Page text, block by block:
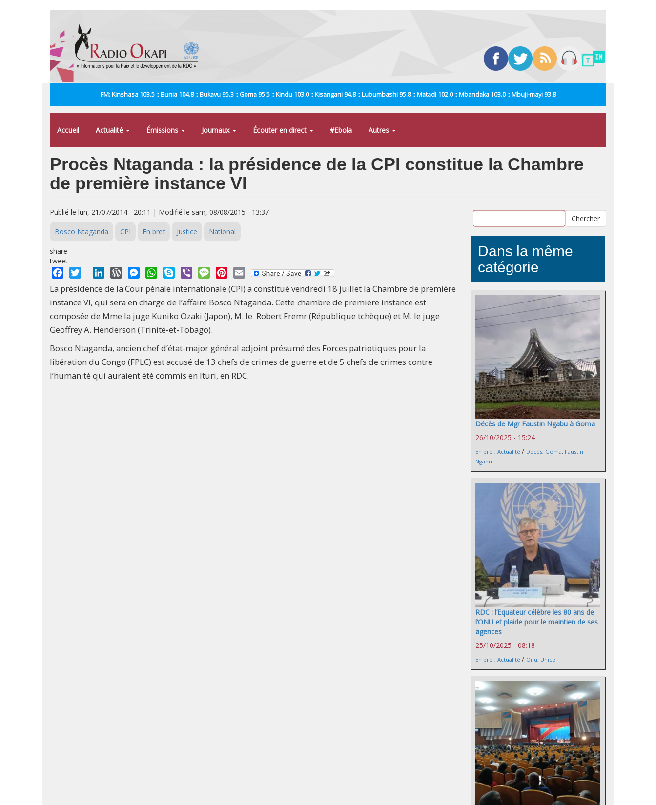
FM: Kinshasa 103.5 :: Bunia 104.8 :: Bukavu 95.3 :: Goma 95.5 :: Kindu 103.0 :: Kisangani 94.8 :: Lubumbashi 95.8 :: Matadi 102.0 :: Mbandaka 103.0 :: Mbuji-mayi 93.8
Accueil Actualité Émissions Journaux Écouter en direct #Ebola Autres
Procès Ntaganda : la présidence de la CPI constitue la Chambre
de première instance VI
Publié le lun, 21/07/2014 - 20:11 | Modifié le sam, 08/08/2015 - 13:37
Bosco Ntaganda CPI En bref Justice National
share
tweet
Facebook
Twitter LinkedInWordPressMessengerWhatsApp
Skype Viber MessagePinterest
Email
La présidence de la Cour pénale internationale (CPI) a constitué vendredi 18 juillet la Chambre de première
instance VI, qui sera en charge de l’affaire Bosco Ntaganda. Cette chambre de première instance est
composée de Mme la juge Kuniko Ozaki (Japon), M. le Robert Fremr (République tchèque) et M. le juge
Geoffrey A. Henderson (Trinité-et-Tobago).
Bosco Ntaganda, ancien chef d’état-major général adjoint présumé des Forces patriotiques pour la
libération du Congo (FPLC) est accusé de 13 chefs de crimes de guerre et de 5 chefs de crimes contre
l’humanité qui auraient été commis en Ituri, en RDC.
Chercher
Dans la même
catégorie
Décès de Mgr Faustin Ngabu à Goma
26/10/2025 - 15:24
En bref, Actualité / Décès, Goma, Faustin
Ngabu
RDC : l’Equateur célèbre les 80 ans de
l’ONU et plaide pour le maintien de ses
agences
25/10/2025 - 08:18
En bref, Actualité / Onu, Unicef